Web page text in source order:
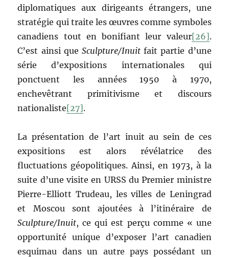
diplomatiques aux dirigeants étrangers, une
stratégie qui traite les œuvres comme symboles
canadiens tout en bonifiant leur valeur[26].
C’est ainsi que Sculpture/Inuitfait partie d’une
série d’expositions internationales qui
ponctuent les années 1950 à 1970,
enchevêtrant primitivisme et discours
nationaliste[27].
La présentation de l’art inuit au sein de ces
expositions est alors révélatrice des
fluctuations géopolitiques. Ainsi, en 1973, à la
suite d’une visite en URSS du Premier ministre
Pierre-Elliott Trudeau, les villes de Leningrad
et Moscou sont ajoutées à l’itinéraire de
Sculpture/Inuit, ce qui est perçu comme « une
opportunité unique d’exposer l’art canadien
esquimau dans un autre pays possédant un